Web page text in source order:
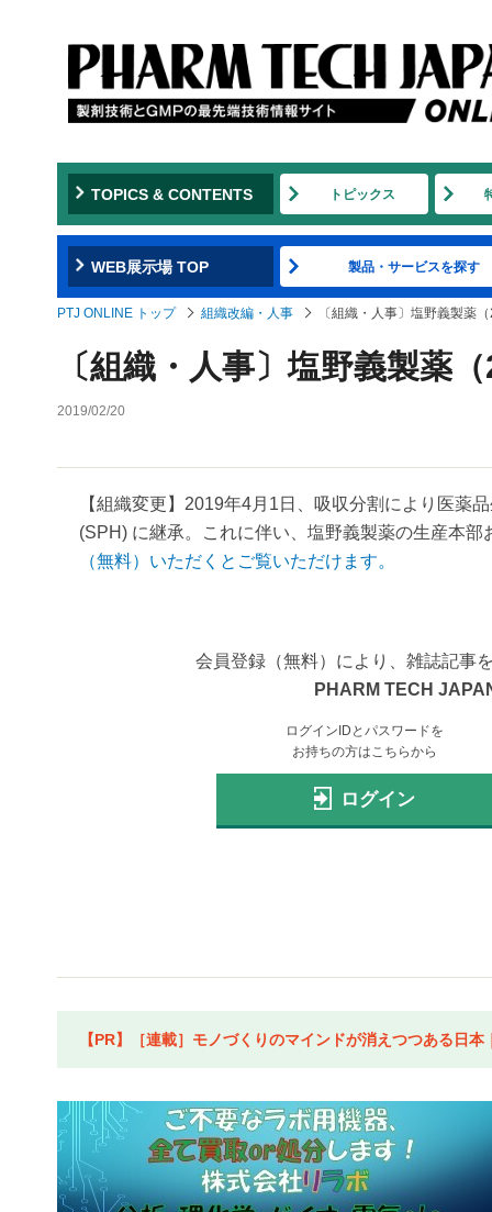
TOPICS & CONTENTS トピックス
WEB展示場 TOP 製品・サービスを探す
PTJ ONLINE トップ 組織改編・人事 〔組織・人事〕塩野義製薬
〔組織・人事〕塩野義製薬
2019/02/20
【組織変更】2019年4月1日、吸収分割により医薬
(SPH) に継承。これに伴い、塩野義製薬の生産本
（無料）いただくとご覧いただけます。
会員登録（無料）により、雑誌記事
PHARM TECH
ログインIDとパスワードを
お持ちの方はこちらから
ログイン
【PR】［連載］モノづくりのマインドが消えつつある日